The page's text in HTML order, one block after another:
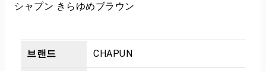
シャプン きらゆめブラウン
브랜드 CHAPUN